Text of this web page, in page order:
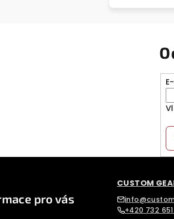
pro vás
CUSTOM
+420 732